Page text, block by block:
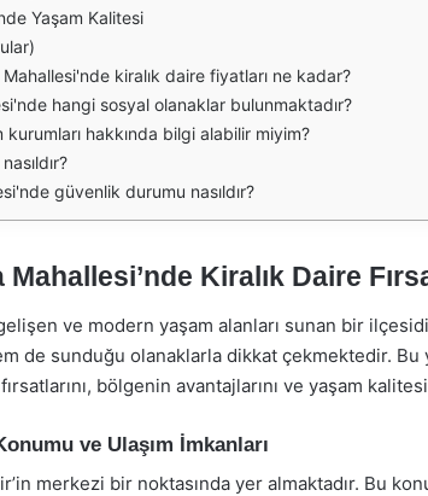
Yaşam Kalitesi
kiralık daire fiyatları ne kadar?
hangi sosyal olanaklar bulunmaktadır?
hakkında bilgi alabilir miyim?
güvenlik durumu nasıldır?
Kiralık Daire
ve modern yaşam alanları sunan bir
de sunduğu olanaklarla dikkat çekmektedir. Bu
bölgenin avantajlarını ve yaşam
ve Ulaşım İmkanları
merkezi bir noktasında yer almaktadır. Bu